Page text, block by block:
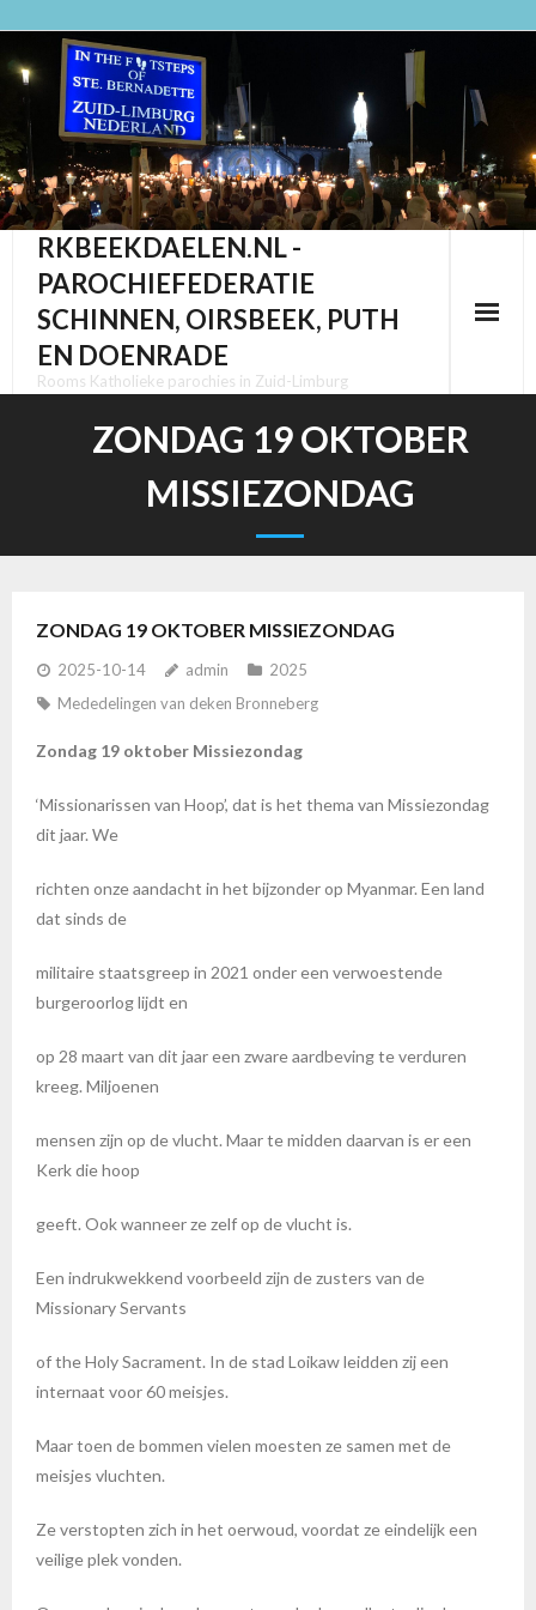
naar
inhoud
RKBEEKDAELEN.NL -
PAROCHIEFEDERATIE
SCHINNEN, OIRSBEEK, PUTH
EN DOENRADE
Rooms Katholieke parochies in Zuid-Limburg
ZONDAG 19 OKTOBER
MISSIEZONDAG
ZONDAG 19 OKTOBER MISSIEZONDAG
2025-10-14 admin
2025
Mededelingen van deken Bronneberg
Zondag 19 oktober Missiezondag
‘Missionarissen van Hoop’, dat is het thema van Missiezondag
dit jaar. We
richten onze aandacht in het bijzonder op Myanmar. Een land
dat sinds de
militaire staatsgreep in 2021 onder een verwoestende
burgeroorlog lijdt en
op 28 maart van dit jaar een zware aardbeving te verduren
kreeg. Miljoenen
mensen zijn op de vlucht. Maar te midden daarvan is er een
Kerk die hoop
geeft. Ook wanneer ze zelf op de vlucht is.
Een indrukwekkend voorbeeld zijn de zusters van de
Missionary Servants
of the Holy Sacrament. In de stad Loikaw leidden zij een
internaat voor 60 meisjes.
Maar toen de bommen vielen moesten ze samen met de
meisjes vluchten.
Ze verstopten zich in het oerwoud, voordat ze eindelijk een
veilige plek vonden.